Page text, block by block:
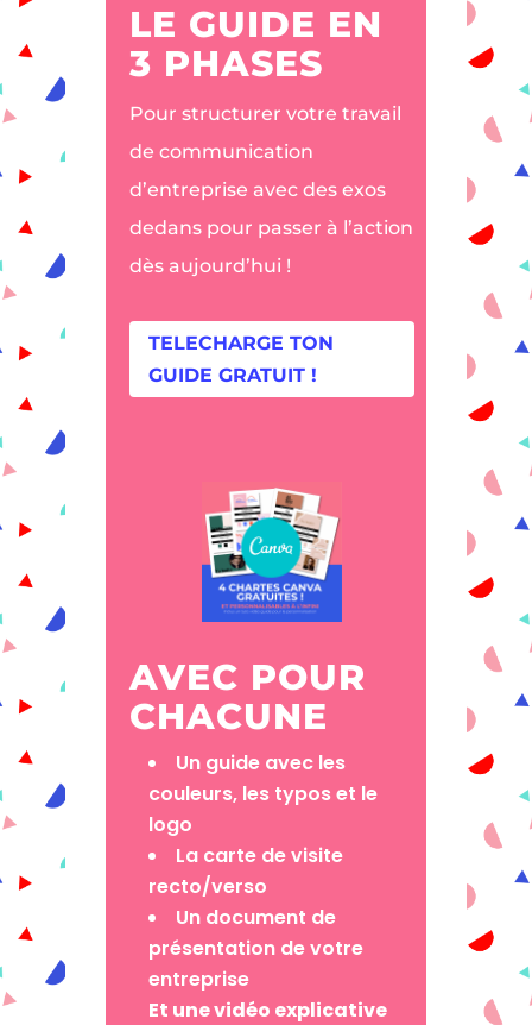
LE GUIDE EN
3 PHASES
Pour structurer votre travail
de communication
d’entreprise avec des exos
dedans pour passer à l’action
dès aujourd’hui !
TELECHARGE TON
GUIDE GRATUIT !
AVEC POUR
CHACUNE
Un guide avec les
couleurs, les typos et le
logo
La carte de visite
recto/verso
Un document de
présentation de votre
entreprise
Et une vidéo explicative